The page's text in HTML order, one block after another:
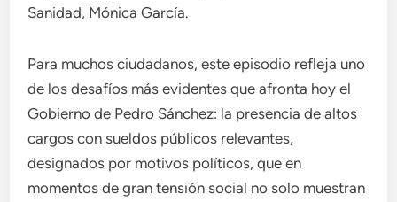
Sanidad, Mónica García.
Para muchos ciudadanos, este episodio refleja uno
de los desafíos más evidentes que afronta hoy el
Gobierno de Pedro Sánchez: la presencia de altos
cargos con sueldos públicos relevantes,
designados por motivos políticos, que en
momentos de gran tensión social no solo muestran